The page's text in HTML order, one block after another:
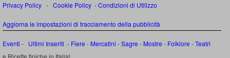
Privacy Policy - Cookie Policy -Condizioni di Utilizzo
Aggiorna le impostazioni di tracciamento della pubblicità
Eventi - Ultimi Inseriti - Fiere - Mercatini -Sagre - Mostre - Folklore -Teatri